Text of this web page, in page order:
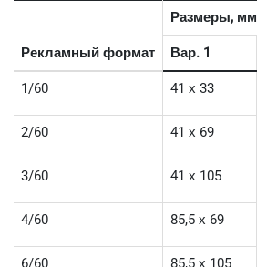
Рекламный формат
Размеры, мм
Вар. 1
1/60 41 х 33
2/60 41 х 69
3/60 41 х 105
4/60 85,5 х 69